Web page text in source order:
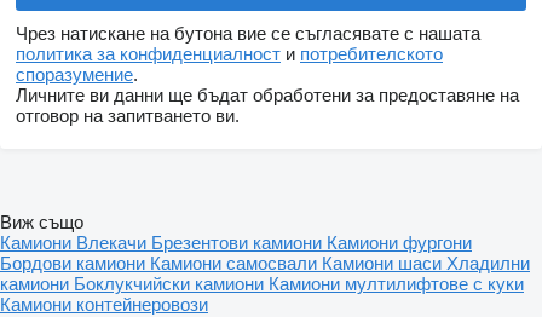
Чрез натискане на бутона вие се съгласявате с нашата
политика за конфиденциалност и потребителското
споразумение.
Личните ви данни ще бъдат обработени за предоставяне на
отговор на запитването ви.
Виж също
Камиони Влекачи Брезентови камиони Камиони фургони
Бордови камиони Камиони самосвали Камиони шаси Хладилни
камиони Боклукчийски камиони Камиони мултилифтове с куки
Камиони контейнеровози